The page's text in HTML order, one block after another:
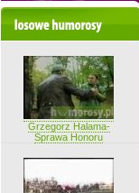
Losowe filmiki
Grzegorz Halama-
Sprawa Honoru